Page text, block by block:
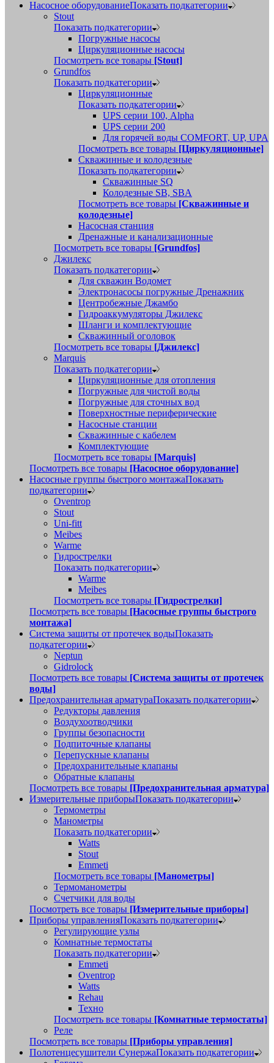
Насосное оборудованиеПоказать подкатегории
Stout
Показать подкатегории
Погружные насосы
Циркуляционные насосы
Посмотреть все товары [Stout]
Grundfos
Показать подкатегории
Циркуляционные
Показать подкатегории
UPS серии 100, Alpha
UPS серии 200
Для горячей воды COMFORT, UP, UPA
Посмотреть все товары [Циркуляционные]
Скважинные и колодезные
Показать подкатегории
Скважинные SQ
Колодезные SB, SBA
Посмотреть все товары [Скважинные и
колодезные]
Насосная станция
Дренажные и канализационные
Посмотреть все товары [Grundfos]
Джилекс
Показать подкатегории
Для скважин Водомет
Электронасосы погружные Дренажник
Центробежные Джамбо
Гидроаккумуляторы Джилекс
Шланги и комплектующие
Скважинный оголовок
Посмотреть все товары [Джилекс]
Marquis
Показать подкатегории
Циркуляционные для отопления
Погружные для чистой воды
Погружные для сточных вод
Поверхностные периферические
Насосные станции
Скважинные с кабелем
Комплектующие
Посмотреть все товары [Marquis]
Посмотреть все товары [Насосное оборудование]
Насосные группы быстрого монтажаПоказать
подкатегории
Oventrop
Stout
Uni-fitt
Meibes
Warme
Гидрострелки
Показать подкатегории
Warme
Meibes
Посмотреть все товары [Гидрострелки]
Посмотреть все товары [Насосные группы быстрого
монтажа]
Система защиты от протечек водыПоказать
подкатегории
Neptun
Gidrolock
Посмотреть все товары [Система защиты от протечек
воды]
Предохранительная арматураПоказать подкатегории
Редукторы давления
Воздухоотводчики
Группы безопасности
Подпиточные клапаны
Перепускные клапаны
Предохранительные клапаны
Обратные клапаны
Посмотреть все товары [Предохранительная арматура]
Измерительные приборыПоказать подкатегории
Термометры
Манометры
Показать подкатегории
Watts
Stout
Emmeti
Посмотреть все товары [Манометры]
Термоманометры
Счетчики для воды
Посмотреть все товары [Измерительные приборы]
Приборы управленияПоказать подкатегории
Регулирующие узлы
Комнатные термостаты
Показать подкатегории
Emmeti
Oventrop
Watts
Rehau
Техно
Посмотреть все товары [Комнатные термостаты]
Реле
Посмотреть все товары [Приборы управления]
Полотенцесушители СунержаПоказать подкатегории